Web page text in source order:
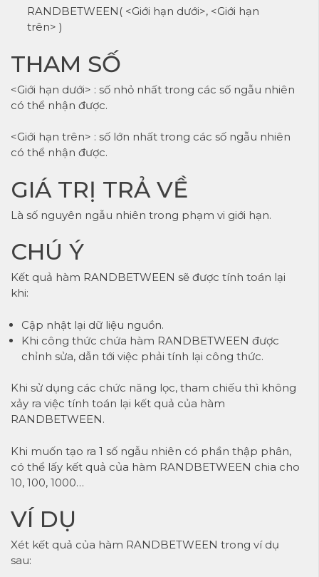
RANDBETWEEN( <Giới hạn dưới>, <Giới hạn
trên> )
THAM SỐ
<Giới hạn dưới> : số nhỏ nhất trong các số ngẫu nhiên
có thể nhận được.
<Giới hạn trên> : số lớn nhất trong các số ngẫu nhiên
có thể nhận được.
GIÁ TRỊ TRẢ VỀ
Là số nguyên ngẫu nhiên trong phạm vi giới hạn.
CHÚ Ý
Kết quả hàm RANDBETWEEN sẽ được tính toán lại
khi:
Cập nhật lại dữ liệu nguồn.
Khi công thức chứa hàm RANDBETWEEN được
chỉnh sửa, dẫn tới việc phải tính lại công thức.
Khi sử dụng các chức năng lọc, tham chiếu thì không
xảy ra việc tính toán lại kết quả của hàm
RANDBETWEEN.
Khi muốn tạo ra 1 số ngẫu nhiên có phần thập phân,
có thể lấy kết quả của hàm RANDBETWEEN chia cho
10, 100, 1000…
VÍ DỤ
Xét kết quả của hàm RANDBETWEEN trong ví dụ
sau: